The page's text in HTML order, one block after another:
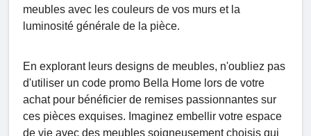
meubles avec les couleurs de vos murs et la
luminosité générale de la pièce.
En explorant leurs designs de meubles, n'oubliez pas
d'utiliser un code promo Bella Home lors de votre
achat pour bénéficier de remises passionnantes sur
ces pièces exquises. Imaginez embellir votre espace
de vie avec des meubles soigneusement choisis qui